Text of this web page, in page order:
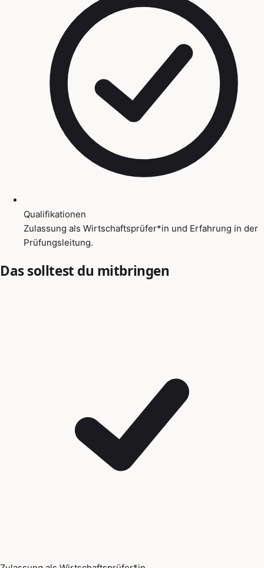
Qualifikationen
Zulassung als Wirtschaftsprüfer*in und Erfahrung in der
Prüfungsleitung.
Das solltest du mitbringen